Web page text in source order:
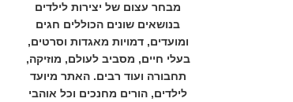
מבחר עצום של יצירות לילדים
בנושאים שונים הכוללים חגים
ומועדים, דמויות מאגדות וסרטים,
בעלי חיים, מסביב לעולם, מוזיקה,
תחבורה ועוד רבים. האתר מיועד
לילדים, הורים מחנכים וכל אוהבי